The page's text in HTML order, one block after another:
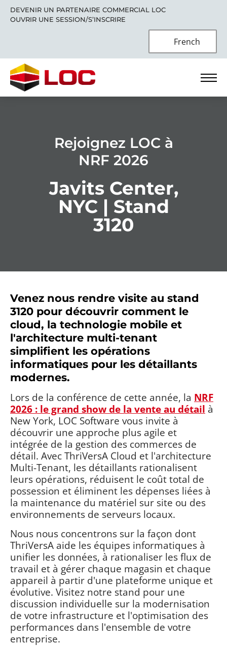
DEVENIR UN PARTENAIRE COMMERCIAL LOC
OUVRIR UNE SESSION/S’INSCRIRE
French
Rejoignez LOC à
NRF 2026
Javits Center,
NYC | Stand
3120
Venez nous rendre visite au stand
3120 pour découvrir comment le
cloud, la technologie mobile et
l'architecture multi-tenant
simplifient les opérations
informatiques pour les détaillants
modernes.
Lors de la conférence de cette année, la NRF
2026 : le grand show de la vente au détail à
New York, LOC Software vous invite à
découvrir une approche plus agile et
intégrée de la gestion des commerces de
détail. Avec ThriVersA Cloud et l'architecture
Multi-Tenant, les détaillants rationalisent
leurs opérations, réduisent le coût total de
possession et éliminent les dépenses liées à
la maintenance du matériel sur site ou des
environnements de serveurs locaux.
Nous nous concentrons sur la façon dont
ThriVersA aide les équipes informatiques à
unifier les données, à rationaliser les flux de
travail et à gérer chaque magasin et chaque
appareil à partir d'une plateforme unique et
évolutive. Visitez notre stand pour une
discussion individuelle sur la modernisation
de votre infrastructure et l'optimisation des
performances dans l'ensemble de votre
entreprise.